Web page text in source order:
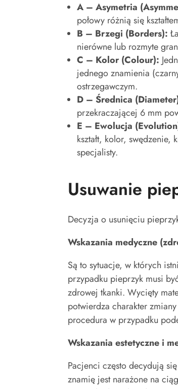
A – Asymetria
połowy różnią się
B – Brzegi (Borders):
nierówne lub rozmyte
C – Kolor (Colour):
jednego znamienia
ostrzegawczym.
D – Średnica
przekraczającej 6 mm
E – Ewolucja
kształt, kolor, swędzenie,
specjalisty.
Usuwanie
Decyzja o usunięciu
Wskazania medyczne
Są to sytuacje, w których
przypadku pieprzyk musi
zdrowej tkanki. Wycięty
potwierdza charakter
procedura w przypadku
Wskazania estetyczne i
Pacjenci często decydują
znamię jest narażone na